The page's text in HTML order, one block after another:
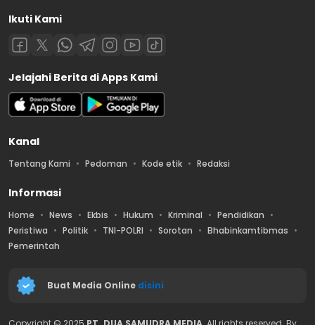
Ikuti Kami
Jelajahi Berita di Apps Kami
Kanal
Tentang Kami Pedoman Kode etik Redaksi
Informasi
Home News Ekbis Hukum Kriminal
Pendidikan
Peristiwa
Politik TNI-POLRI Sorotan
Bhabinkamtibmas
Pemerintah
Buat Media Online disini